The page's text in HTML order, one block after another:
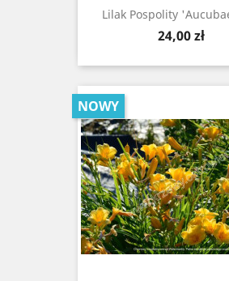
Lilak Pospolity
Cena
24,00 zł
NOWY